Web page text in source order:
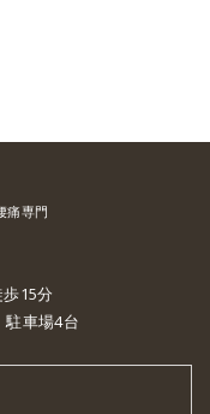
痛専門
15分
駐車場4台